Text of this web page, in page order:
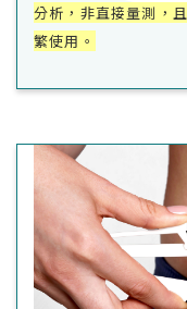
分析，非直接量測，
繁使用。